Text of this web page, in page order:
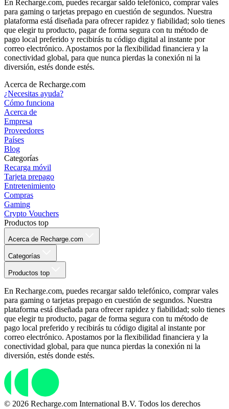
En Recharge.com, puedes recargar saldo telefónico, comprar vales
para gaming o tarjetas prepago en cuestión de segundos. Nuestra
plataforma está diseñada para ofrecer rapidez y fiabilidad; solo tienes
que elegir tu producto, pagar de forma segura con tu método de
pago local preferido y recibirás tu código digital al instante por
correo electrónico. Apostamos por la flexibilidad financiera y la
conectividad global, para que nunca pierdas la conexión ni la
diversión, estés donde estés.
Acerca de Recharge.com
¿Necesitas ayuda?
Cómo funciona
Acerca de
Empresa
Proveedores
Países
Blog
Categorías
Recarga móvil
Tarjeta prepago
Entretenimiento
Compras
Gaming
Crypto Vouchers
Productos top
Acerca de Recharge.com
Categorías
Productos top
En Recharge.com, puedes recargar saldo telefónico, comprar vales
para gaming o tarjetas prepago en cuestión de segundos. Nuestra
plataforma está diseñada para ofrecer rapidez y fiabilidad; solo tienes
que elegir tu producto, pagar de forma segura con tu método de
pago local preferido y recibirás tu código digital al instante por
correo electrónico. Apostamos por la flexibilidad financiera y la
conectividad global, para que nunca pierdas la conexión ni la
diversión, estés donde estés.
© 2026 Recharge.com International B.V. Todos los derechos